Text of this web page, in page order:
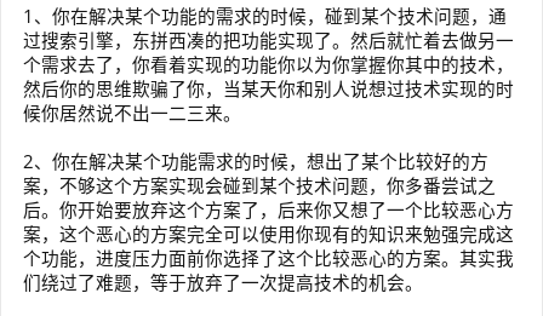
1、你在解决某个功能的需求的时候，碰到某个技术问题，通
过搜索引擎，东拼西凑的把功能实现了。然后就忙着去做另一
个需求去了，你看着实现的功能你以为你掌握你其中的技术，
然后你的思维欺骗了你，当某天你和别人说想过技术实现的时
候你居然说不出一二三来。
2、你在解决某个功能需求的时候，想出了某个比较好的方
案，不够这个方案实现会碰到某个技术问题，你多番尝试之
后。你开始要放弃这个方案了，后来你又想了一个比较恶心方
案，这个恶心的方案完全可以使用你现有的知识来勉强完成这
个功能，进度压力面前你选择了这个比较恶心的方案。其实我
们绕过了难题，等于放弃了一次提高技术的机会。